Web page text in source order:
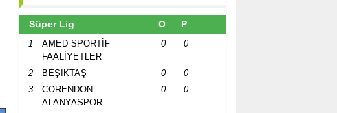
Süper Lig O P
1
AMED SPORTİF
FAALİYETLER
0 0
2 BEŞİKTAŞ 0
0
3
CORENDON
ALANYASPOR
0 0